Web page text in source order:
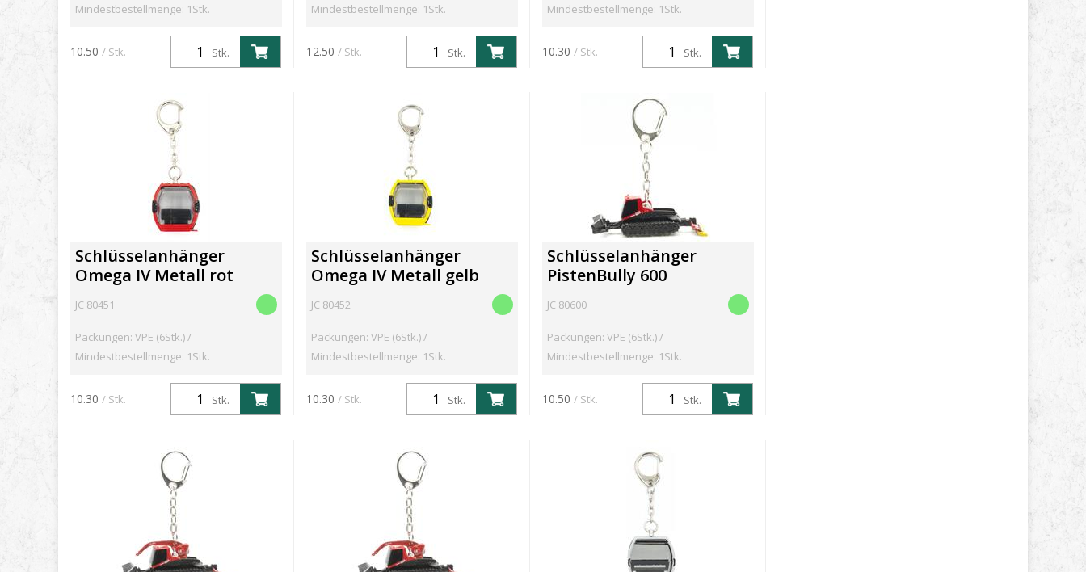
Mindestbestellmenge: 1Stk.
Stk.
10.50 / Stk.
Mindestbestellmenge: 1Stk.
Stk.
12.50 / Stk.
Mindestbestellmenge: 1Stk.
Stk.
10.30 / Stk.
Schlüsselanhänger
Omega IV Metall rot
JC 80451
Packungen: VPE (6Stk.) /
Mindestbestellmenge: 1Stk.
Stk.
10.30 / Stk.
Schlüsselanhänger
Omega IV Metall gelb
JC 80452
Packungen: VPE (6Stk.) /
Mindestbestellmenge: 1Stk.
Stk.
10.30 / Stk.
Schlüsselanhänger
PistenBully 600
JC 80600
Packungen: VPE (6Stk.) /
Mindestbestellmenge: 1Stk.
Stk.
10.50 / Stk.